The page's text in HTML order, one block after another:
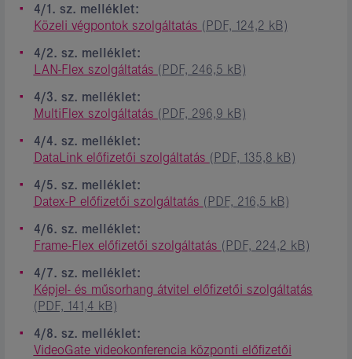
4/1. sz. melléklet:
Közeli végpontok szolgáltatás (PDF, 124,2 kB)
4/2. sz. melléklet:
LAN-Flex szolgáltatás (PDF, 246,5 kB)
4/3. sz. melléklet:
MultiFlex szolgáltatás (PDF, 296,9 kB)
4/4. sz. melléklet:
DataLink előfizetői szolgáltatás (PDF, 135,8 kB)
4/5. sz. melléklet:
Datex-P előfizetői szolgáltatás (PDF, 216,5 kB)
4/6. sz. melléklet:
Frame-Flex előfizetői szolgáltatás (PDF, 224,2 kB)
4/7. sz. melléklet:
Képjel- és műsorhang átvitel előfizetői szolgáltatás
(PDF, 141,4 kB)
4/8. sz. melléklet:
VideoGate videokonferencia központi előfizetői